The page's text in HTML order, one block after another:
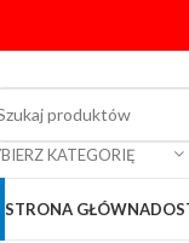
KATEGORIĘ
STRONA GŁÓWNA